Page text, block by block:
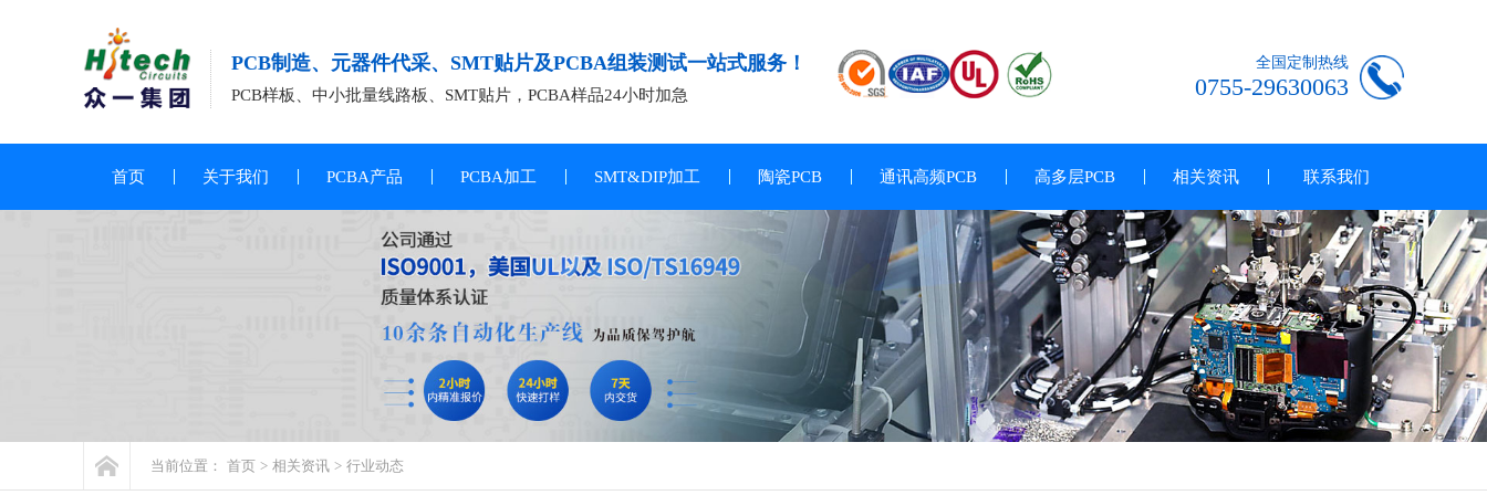
PCB制造、元器件代采、SMT贴片及PCBA组装测试一站式服务！
PCB样板、中小批量线路板、SMT贴片，PCBA样品24小时加急
全国定制热线
0755-29630063
首页 关于我们 PCBA产品 PCBA加工 SMT&DIP加工 陶瓷PCB 通讯高频PCB 高多层PCB 相关资讯 联系我们
当前位置： 首页 > 相关资讯 > 行业动态